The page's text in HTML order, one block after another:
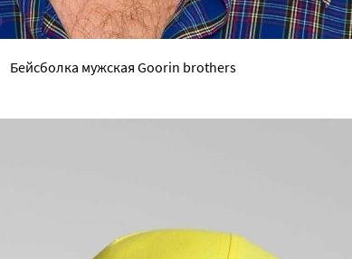
Бейсболка мужская Goorin brothers